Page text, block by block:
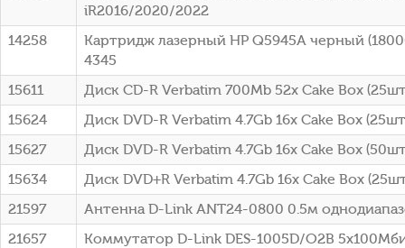
iR2016/2020/2022
14258
Картридж лазерный HP Q5945A черный
4345
15611
Диск CD-R Verbatim 700Mb 52x Cake Box
15624
Диск DVD-R Verbatim 4.7Gb 16x Cake Box
15627
Диск DVD-R Verbatim 4.7Gb 16x Cake Box
15634
Диск DVD+R Verbatim 4.7Gb 16x Cake Box
21597
Антенна D-Link ANT24-0800 0.5м
21657
Коммутатор D-Link DES-1005D/O2B